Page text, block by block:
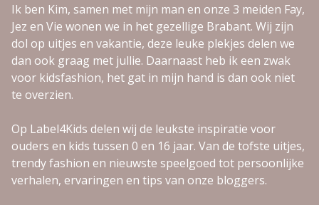
Ik ben Kim, samen met mijn man en onze 3 meiden Fay,
Jez en Vie wonen we in het gezellige Brabant. Wij zijn
dol op uitjes en vakantie, deze leuke plekjes delen we
dan ook graag met jullie. Daarnaast heb ik een zwak
voor kidsfashion, het gat in mijn hand is dan ook niet
te overzien.
Op Label4Kids delen wij de leukste inspiratie voor
ouders en kids tussen 0 en 16 jaar. Van de tofste uitjes,
trendy fashion en nieuwste speelgoed tot persoonlijke
verhalen, ervaringen en tips van onze bloggers.